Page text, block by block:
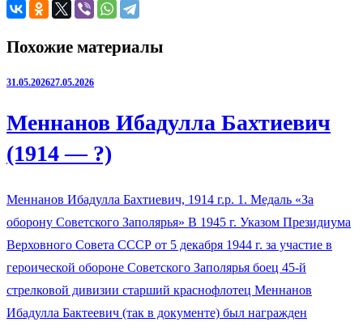
Похожие материалы
31.05.202627.05.2026
Меннанов Ибадулла Бахтиевич
(1914 — ?)
Меннанов Ибадулла Бахтиевич, 1914 г.р. 1. Медаль «За
оборону Советского Заполярья» В 1945 г. Указом Президиума
Верховного Совета СССР от 5 декабря 1944 г. за участие в
героической обороне Советского Заполярья боец 45-й
стрелковой дивизии старший краснофлотец Меннанов
Ибадулла Бактеевич (так в документе) был награжден